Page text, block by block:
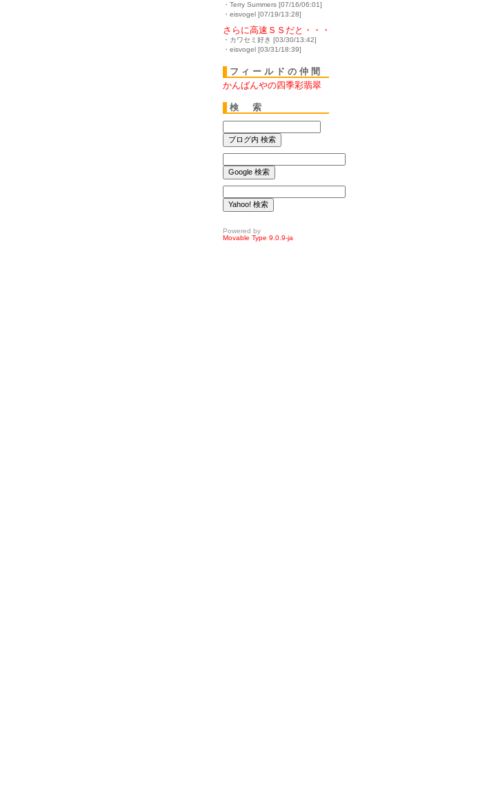
・Terry Summers [07/16/06:01]
・eisvogel [07/19/13:28]
さらに高速ＳＳだと・・・
・カワセミ好き [03/30/13:42]
・eisvogel [03/31/18:39]
フィールドの仲間
かんばんやの四季彩翡翠
検 索
Powered by
Movable Type 9.0.9-ja